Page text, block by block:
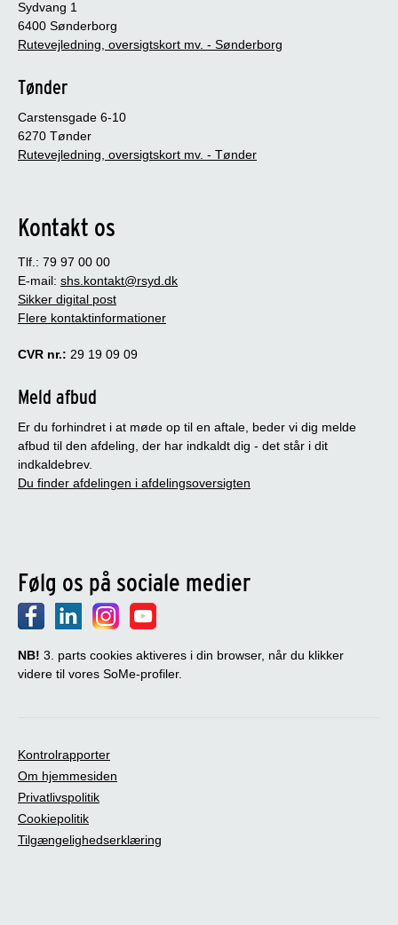
Sydvang 1
6400 Sønderborg
Rutevejledning, oversigtskort mv. - Sønderborg
Tønder
Carstensgade 6-10
6270 Tønder
Rutevejledning, oversigtskort mv. - Tønder
Kontakt os
Tlf.: 79 97 00 00
E-mail: shs.kontakt@rsyd.dk
Sikker digital post
Flere kontaktinformationer
CVR nr.: 29 19 09 09
Meld afbud
Er du forhindret i at møde op til en aftale, beder vi dig melde
afbud til den afdeling, der har indkaldt dig - det står i dit
indkaldebrev.
Du finder afdelingen i afdelingsoversigten
Følg os på sociale medier
NB! 3. parts cookies aktiveres i din browser, når du klikker
videre til vores SoMe-profiler.
Kontrolrapporter
Om hjemmesiden
Privatlivspolitik
Cookiepolitik
Tilgængelighedserklæring